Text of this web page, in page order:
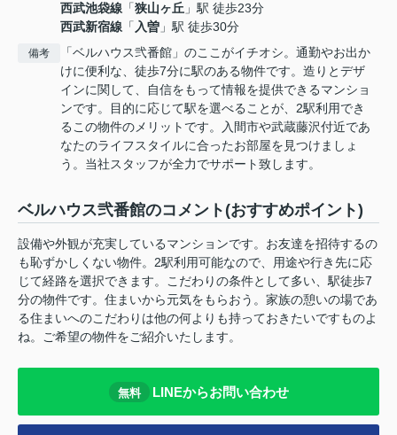
西武池袋線 「狭山ヶ丘 」駅 徒歩23分
西武新宿線 「 入曽 」駅 徒歩30分
備考
「ベルハウス弐番館」のここがイチオシ。通勤やお出か
けに便利な、徒歩7分に駅のある物件です。造りとデザ
インに関して、自信をもって情報を提供できるマンショ
ンです。目的に応じて駅を選べることが、2駅利用でき
るこの物件のメリットです。入間市や武蔵藤沢付近であ
なたのライフスタイルに合ったお部屋を見つけましょ
う。当社スタッフが全力でサポート致します。
ベルハウス弐番館のコメント(おすすめポイント)
設備や外観が充実しているマンションです。お友達を招待するの
も恥ずかしくない物件。2駅利用可能なので、用途や行き先に応
じて経路を選択できます。こだわりの条件として多い、駅徒歩7
分の物件です。住まいから元気をもらおう。家族の憩いの場であ
る住まいへのこだわりは他の何よりも持っておきたいですものよ
ね。ご希望の物件をご紹介いたします。
無料 LINEからお問い合わせ